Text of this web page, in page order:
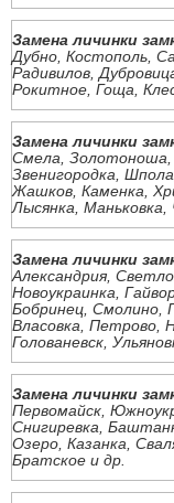
Замена личинки
Дубно, Костополь,
Радивилов,
Рокитное, Гоща,
Замена личинки
Смела, Золотоноша,
Звенигородка,
Жашков, Каменка,
Лысянка, Маньковка,
Замена личинки
Александрия,
Новоукраинка,
Бобринец, Смолино,
Власовка, Петрово,
Голованевск,
Замена личинки
Первомайск,
Снигиревка,
Озеро, Казанка,
Братское и др.